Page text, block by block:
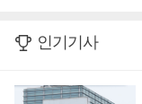
인기기사